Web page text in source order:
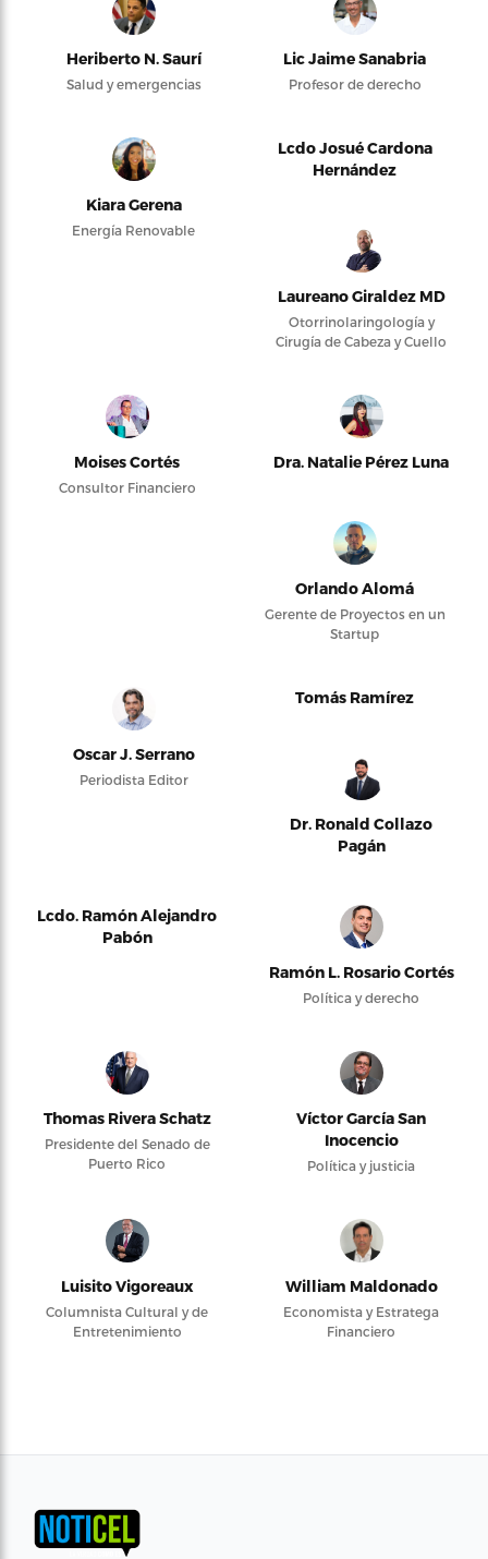
Heriberto N. Saurí
Salud y emergencias
Lic Jaime Sanabria
Profesor de derecho
Kiara Gerena
Energía Renovable
Lcdo Josué Cardona
Hernández
Laureano Giraldez MD
Otorrinolaringología y
Cirugía de Cabeza y Cuello
Moises Cortés
Consultor Financiero
Dra. Natalie Pérez Luna
Orlando Alomá
Gerente de Proyectos en un
Startup
Oscar J. Serrano
Periodista Editor
Tomás Ramírez
Dr. Ronald Collazo
Pagán
Lcdo. Ramón Alejandro
Pabón
Ramón L. Rosario Cortés
Política y derecho
Thomas Rivera Schatz
Presidente del Senado de
Puerto Rico
Víctor García San
Inocencio
Política y justicia
Luisito Vigoreaux
Columnista Cultural y de
Entretenimiento
William Maldonado
Economista y Estratega
Financiero